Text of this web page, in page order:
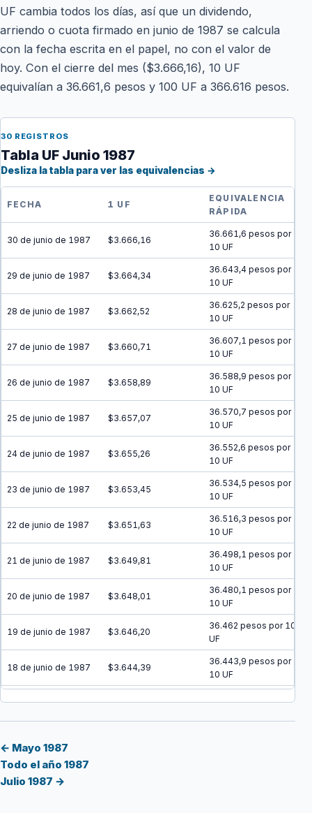
UF cambia todos los días, así que un dividendo,
arriendo o cuota firmado en junio de 1987 se calcula
con la fecha escrita en el papel, no con el valor de
hoy. Con el cierre del mes ($3.666,16), 10 UF
equivalían a 36.661,6 pesos y 100 UF a 366.616 pesos.
30 REGISTROS
Tabla UF Junio 1987
Desliza la tabla para ver las equivalencias →
FECHA 1 UF
EQUIVALENCIA
RÁPIDA
30 de junio de 1987 $3.666,16
36.661,6 pesos por
10 UF
29 de junio de 1987 $3.664,34
36.643,4 pesos por
10 UF
28 de junio de 1987 $3.662,52
36.625,2 pesos por
10 UF
27 de junio de 1987 $3.660,71
36.607,1 pesos por
10 UF
26 de junio de 1987 $3.658,89
36.588,9 pesos por
10 UF
25 de junio de 1987 $3.657,07
36.570,7 pesos por
10 UF
24 de junio de 1987 $3.655,26
36.552,6 pesos por
10 UF
23 de junio de 1987 $3.653,45
36.534,5 pesos por
10 UF
22 de junio de 1987 $3.651,63
36.516,3 pesos por
10 UF
21 de junio de 1987 $3.649,81
36.498,1 pesos por
10 UF
20 de junio de 1987 $3.648,01
36.480,1 pesos por
10 UF
19 de junio de 1987 $3.646,20
36.462 pesos por 10
UF
18 de junio de 1987 $3.644,39
36.443,9 pesos por
10 UF
17 de junio de 1987 $3.642,58
15 de junio de 1987
← Mayo 1987
Todo el año 1987
Julio 1987 →